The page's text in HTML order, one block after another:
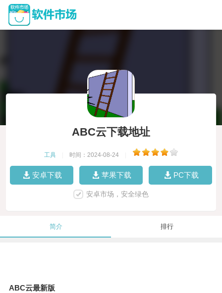
ABC云下载地址
工具 时间：2024-08-24
安卓下载 苹果下载 PC下载
安卓市场，安全绿色
简介 排行
ABC云最新版